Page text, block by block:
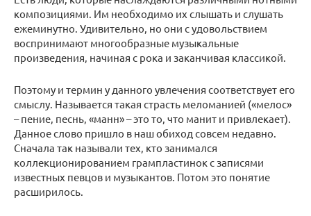
композициями. Им необходимо их слышать и слушать
ежеминутно. Удивительно, но они с удовольствием
воспринимают многообразные музыкальные
произведения, начиная с рока и заканчивая классикой.
Поэтому и термин у данного увлечения соответствует его
смыслу. Называется такая страсть меломанией («мелос»
– пение, песнь, «манн» – это то, что манит и привлекает).
Данное слово пришло в наш обиход совсем недавно.
Сначала так называли тех, кто занимался
коллекционированием грампластинок с записями
известных певцов и музыкантов. Потом это понятие
расширилось.